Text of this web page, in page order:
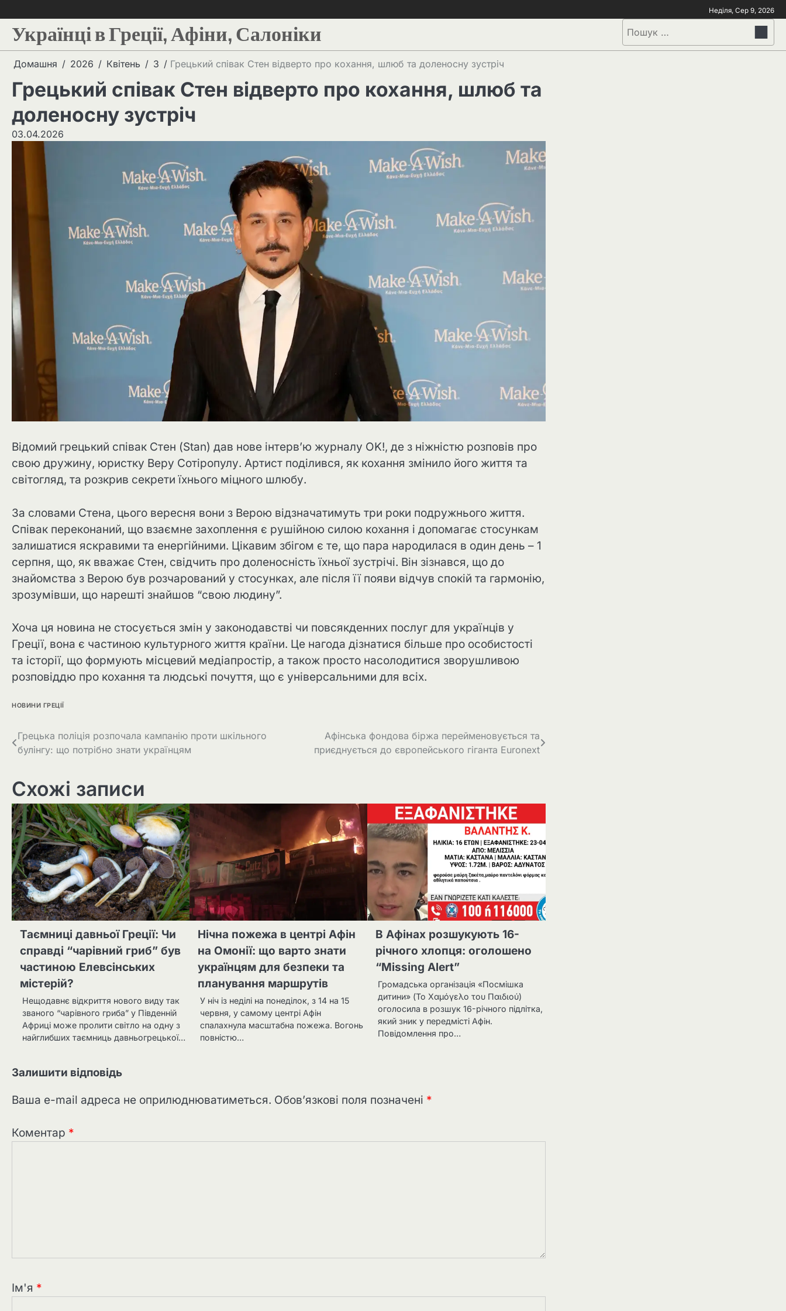
Неділя, Сер 9, 2026
Українці в Греції, Афіни, Салоніки
Домашня 2026 Квітень 3 Грецький співак Стен відверто про кохання, шлюб та доленосну зустріч
Грецький співак Стен відверто про кохання, шлюб та
доленосну зустріч
03.04.2026
Відомий грецький співак Стен (Stan) дав нове інтерв’ю журналу OK!, де з ніжністю розповів про
свою дружину, юристку Веру Сотіропулу. Артист поділився, як кохання змінило його життя та
світогляд, та розкрив секрети їхнього міцного шлюбу.
За словами Стена, цього вересня вони з Верою відзначатимуть три роки подружнього життя.
Співак переконаний, що взаємне захоплення є рушійною силою кохання і допомагає стосункам
залишатися яскравими та енергійними. Цікавим збігом є те, що пара народилася в один день – 1
серпня, що, як вважає Стен, свідчить про доленосність їхньої зустрічі. Він зізнався, що до
знайомства з Верою був розчарований у стосунках, але після її появи відчув спокій та гармонію,
зрозумівши, що нарешті знайшов “свою людину”.
Хоча ця новина не стосується змін у законодавстві чи повсякденних послуг для українців у
Греції, вона є частиною культурного життя країни. Це нагода дізнатися більше про особистості
та історії, що формують місцевий медіапростір, а також просто насолодитися зворушливою
розповіддю про кохання та людські почуття, що є універсальними для всіх.
НОВИНИ ГРЕЦІЇ
Грецька поліція розпочала кампанію проти шкільного
булінгу: що потрібно знати українцям
Афінська фондова біржа перейменовується та
приєднується до європейського гіганта Euronext
Схожі записи
Таємниці давньої Греції: Чи
справді “чарівний гриб” був
частиною Елевсінських
містерій?
Нещодавнє відкриття нового виду так
званого “чарівного гриба” у Південній
Африці може пролити світло на одну з
найглибших таємниць давньогрецької…
Нічна пожежа в центрі Афін
на Омонії: що варто знати
українцям для безпеки та
планування маршрутів
У ніч із неділі на понеділок, з 14 на 15
червня, у самому центрі Афін
спалахнула масштабна пожежа. Вогонь
повністю…
В Афінах розшукують 16-
річного хлопця: оголошено
“Missing Alert”
Громадська організація «Посмішка
дитини» (Το Χαμόγελο του Παιδιού)
оголосила в розшук 16-річного підлітка,
який зник у передмісті Афін.
Повідомлення про…
Залишити відповідь
Ваша e-mail адреса не оприлюднюватиметься. Обов’язкові поля позначені *
Коментар *
Ім'я *